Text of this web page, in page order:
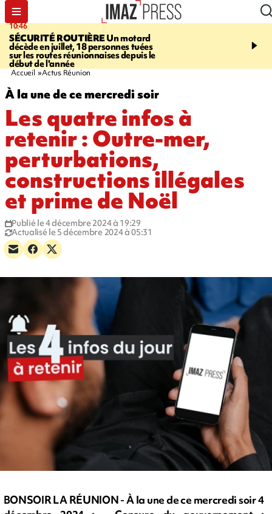
10:46
SÉCURITÉ ROUTIÈREUn motard
décède en juillet, 18 personnes tuées
sur les routes réunionnaises depuis le
début de l'année
13:49
mineurs - un courrier
Accueil Actus Réunion
À la une de ce mercredi soir
Les quatre infos à
retenir : Outre-mer,
perturbations,
constructions illégales
et prime de Noël
Publié le 4 décembre 2024 à 19:29
Actualisé le 5 décembre 2024 à 05:31
BONSOIR LA RÉUNION - À la une de ce mercredi soir 4